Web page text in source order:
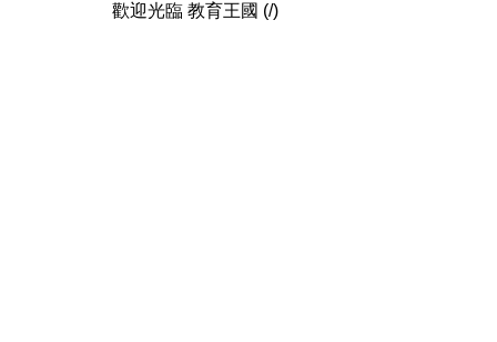
歡迎光臨 教育王國 (/)